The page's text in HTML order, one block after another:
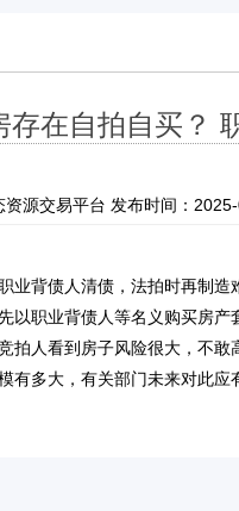
存在自拍自买？
资源交易平台 发布时间：
业背债人清债，法拍时再制
以职业背债人等名义购买房
拍人看到房子风险很大，不
多大，有关部门未来对此应